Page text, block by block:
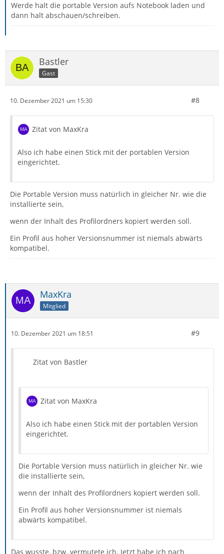
Eine fest installierte kann mMn nicht mit
unterschiedlichen Profilen 2x gestartet werden.
Werde halt die portable Version aufs Notebook laden und
dann halt abschauen/schreiben.
Bastler
Gast
10. Dezember 2021 um 15:30 #8
Zitat von MaxKra
Also ich habe einen Stick mit der portablen Version
eingerichtet.
Die Portable Version muss natürlich in gleicher Nr. wie die
installierte sein,
wenn der Inhalt des Profilordners kopiert werden soll.
Ein Profil aus hoher Versionsnummer ist niemals abwärts
kompatibel.
MaxKra
Mitglied
10. Dezember 2021 um 18:51 #9
Zitat von Bastler
Zitat von MaxKra
Also ich habe einen Stick mit der portablen Version
eingerichtet.
Die Portable Version muss natürlich in gleicher Nr. wie
die installierte sein,
wenn der Inhalt des Profilordners kopiert werden soll.
Ein Profil aus hoher Versionsnummer ist niemals
abwärts kompatibel.
Das wusste, bzw. vermutete ich. Jetzt habe ich nach